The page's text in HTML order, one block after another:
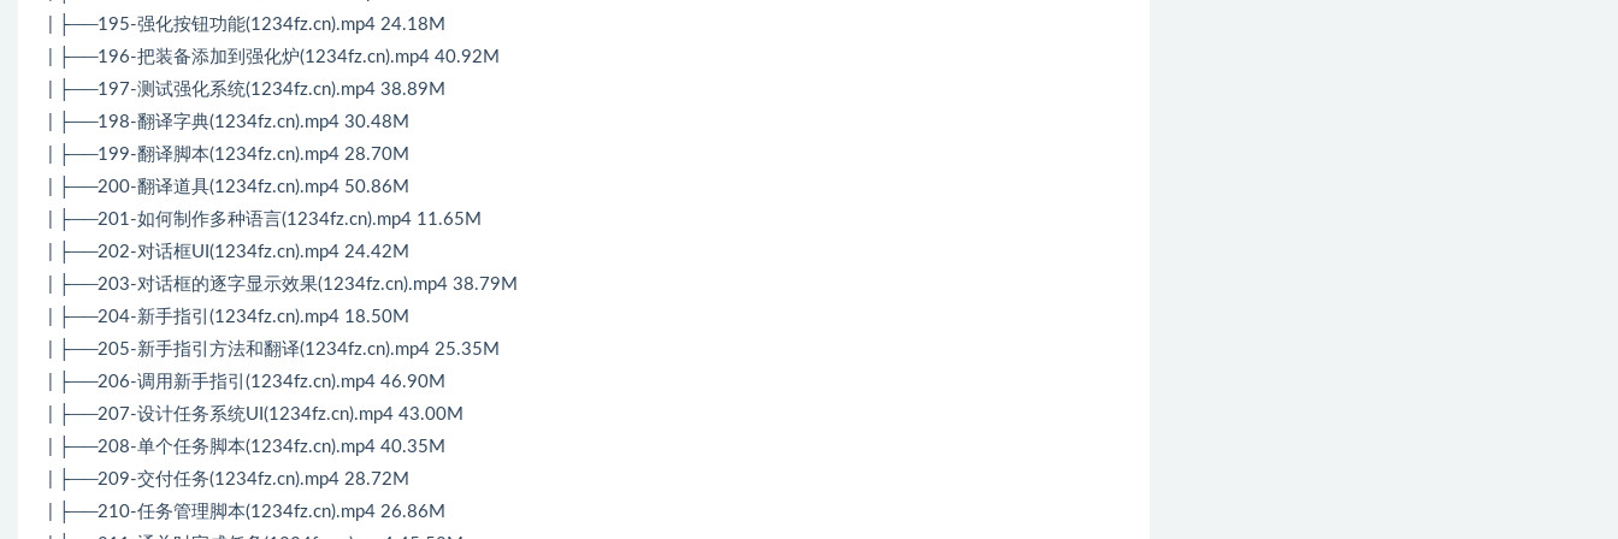
| ├──195-强化按钮功能(1234fz.cn).mp4 24.18M
| ├──196-把装备添加到强化炉(1234fz.cn).mp4 40.92M
| ├──197-测试强化系统(1234fz.cn).mp4 38.89M
| ├──198-翻译字典(1234fz.cn).mp4 30.48M
| ├──199-翻译脚本(1234fz.cn).mp4 28.70M
| ├──200-翻译道具(1234fz.cn).mp4 50.86M
| ├──201-如何制作多种语言(1234fz.cn).mp4 11.65M
| ├──202-对话框UI(1234fz.cn).mp4 24.42M
| ├──203-对话框的逐字显示效果(1234fz.cn).mp4 38.79M
| ├──204-新手指引(1234fz.cn).mp4 18.50M
| ├──205-新手指引方法和翻译(1234fz.cn).mp4 25.35M
| ├──206-调用新手指引(1234fz.cn).mp4 46.90M
| ├──207-设计任务系统UI(1234fz.cn).mp4 43.00M
| ├──208-单个任务脚本(1234fz.cn).mp4 40.35M
| ├──209-交付任务(1234fz.cn).mp4 28.72M
| ├──210-任务管理脚本(1234fz.cn).mp4 26.86M